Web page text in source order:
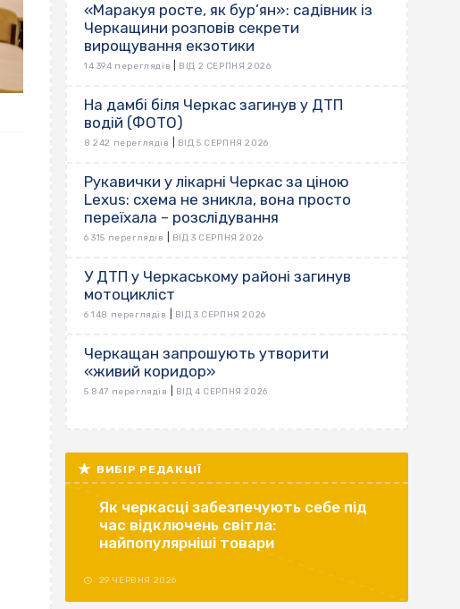
«Маракуя росте, як бур’ян»: садівник із
Черкащини розповів секрети
вирощування екзотики
14 394 переглядів ВІД 2 СЕРПНЯ 2026
На дамбі біля Черкас загинув у ДТП
водій (ФОТО)
8 242 переглядів ВІД 5 СЕРПНЯ 2026
Рукавички у лікарні Черкас за ціною
Lexus: схема не зникла, вона просто
переїхала – розслідування
6 315 переглядів ВІД 3 СЕРПНЯ 2026
У ДТП у Черкаському районі загинув
мотоцикліст
6 148 переглядів ВІД 3 СЕРПНЯ 2026
Черкащан запрошують утворити
«живий коридор»
5 847 переглядів ВІД 4 СЕРПНЯ 2026
ВИБІР РЕДАКЦІЇ
Як черкасці забезпечують себе під
час відключень світла:
найпопулярніші товари
29 ЧЕРВНЯ 2026